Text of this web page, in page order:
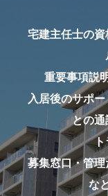
宅建主任士の
重要事項説
入居後のサポ
との通
ト
募集窓口・管
な